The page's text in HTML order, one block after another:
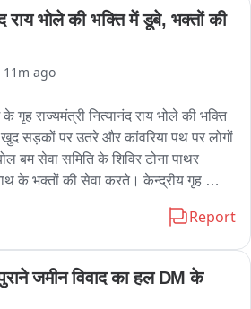
का गठन किया था। पुलिस ने सीसीटीवी
पहलुओं के साथ मामले की जांच शुरू की
को हिरासत में लेकर पूछताछ की गई।
हत्या की बात कबूल कर ली और उनकी
से शव बरामद कर लिया गया। पूरी घटना
भी पुलिस ने बरामद कर लिया है।
राय भोले की भक्ति में डूबे, भक्तों की
11m ago
गृह राज्यमंत्री नित्यानंद राय भोले की भक्ति
खुद सड़कों पर उतरे और कांवरिया पथ पर लोगों
बम सेवा समिति के शिविर टोना पाथर
के भक्तों की सेवा करते। केन्द्रीय गृह
जनसबल के रूप में भोले के भक्तों के तौर पर Report
जमीन विवाद का हल DM के